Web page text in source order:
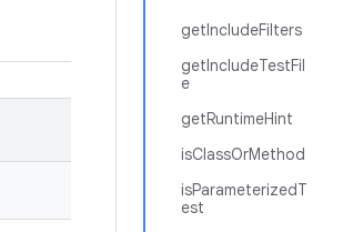
getIncludeFilters
getIncludeTestFil
e
getRuntimeHint
isClassOrMethod
isParameterizedT
est